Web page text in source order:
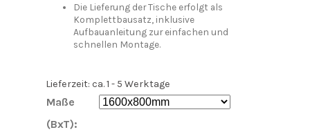
Die Lieferung der Tische erfolgt als
Komplettbausatz, inklusive
Aufbauanleitung zur einfachen und
schnellen Montage.
Lieferzeit: ca. 1 - 5 Werktage
Maße
(BxT):